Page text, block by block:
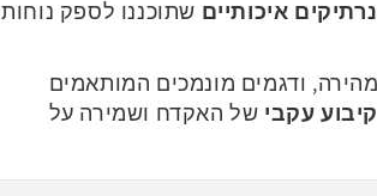
נרתיקים איכותיים שתוכננו לספק נוחות
ודגמים מונמכים המותאמים
קיבוע עקבי של האקדח ושמירה על